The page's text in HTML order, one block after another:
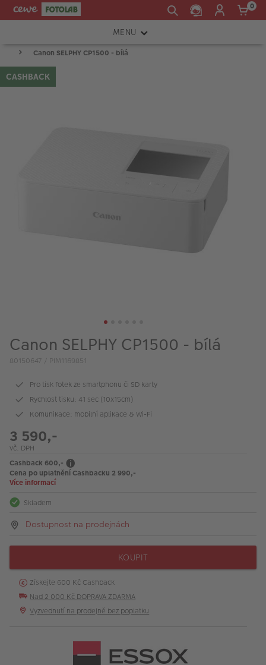
0
MENU
FOTOAPARÁTY
OBJEKTIVY
Fotoprodukty
Canon SELPHY CP1500 - bílá
CASHBACK
Canon SELPHY CP1500 - bílá
80150647 / PIM1169851
Pro tisk fotek ze smartphonu či SD karty
Rychlost tisku: 41 sec (10x15cm)
Komunikace: mobilní aplikace & Wi-Fi
3 590,-
vč. DPH
Cashback 600,-
Cena po uplatnění Cashbacku 2 990,-
Více informací
Skladem
Dostupnost na prodejnách
KOUPIT
Získejte 600 Kč Cashback
Nad 2 000 Kč DOPRAVA ZDARMA
Vyzvednutí na prodejně bez poplatku